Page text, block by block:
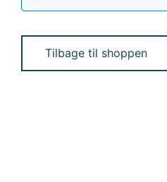
Tilbage til shoppen